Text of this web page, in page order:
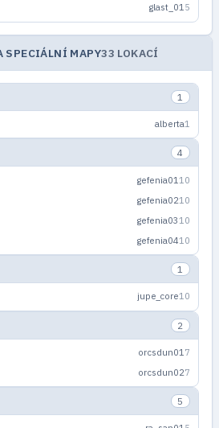
glast_015
SPECIÁLNÍ MAPY33 LOKACÍ
1
alberta1
4
gefenia01 10
gefenia0210
gefenia03 10
gefenia0410
1
jupe_core10
2
orcsdun01 7
orcsdun027
5